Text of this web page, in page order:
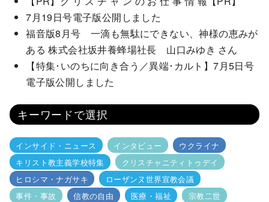
7月19日号電子版公開しました
福音版8月号 一滴も無駄にできない、神様の恵みが
ある 株式会社坂井養蜂場社長 山口みゆき さん
【特集･いのちに向き合う／異端･カルト】7月5日号
電子版公開しました
キーワードで選択
インサイド・ニュース インタビュー
ウクライナ
キリスト教主義学校特集
クリスチャニティトゥデイ
ヒロシマ・ナガサキ
ローザンヌ世界宣教会議
事件・事故
信教の自由 医療・福祉
宗教二世